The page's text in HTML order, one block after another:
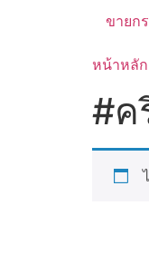
ขายก
หน้าหลัก
#ค